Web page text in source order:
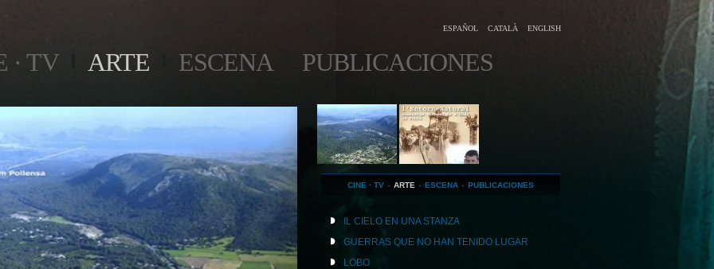
ESPAÑOL CATALÀ ENGLISH
· TV ARTE ESCENA PUBLICACIONES
CINE · TV ARTE ESCENA PUBLICACIONES
IL CIELO EN UNA STANZA
GUERRAS QUE NO HAN TENIDO LUGAR
LOBO